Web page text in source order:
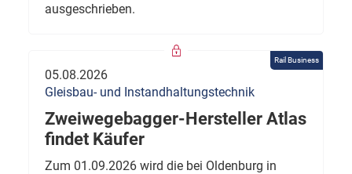
ausgeschrieben.
Rail Business
05.08.2026
Gleisbau- und Instandhaltungstechnik
Zweiwegebagger-Hersteller Atlas
findet Käufer
Zum 01.09.2026 wird die bei Oldenburg in